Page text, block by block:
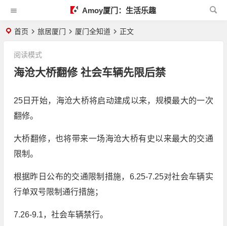
Amoy厦门：生活乐趣
首页 旅居厦门 厦门全知道 正文
海沧大桥翻修 社会车辆先限后禁
阅读模式
25日开始，海沧大桥将启动建成以来，规模最大的一次
翻修。
大桥翻修，也将带来一场海沧大桥有史以来最大的交通
限制。
根据昨日公布的交通限制措施，6.25-7.25对社会车辆实
行单双号限制通行措施；
7.26-9.1，社会车辆禁行。